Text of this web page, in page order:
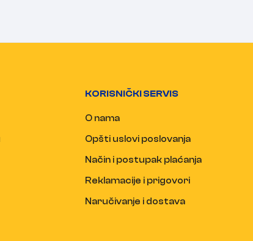
KORISNIČKI SERVIS
O nama
Opšti uslovi poslovanja
Način i postupak plaćanja
Reklamacije i prigovori
Naručivanje i dostava